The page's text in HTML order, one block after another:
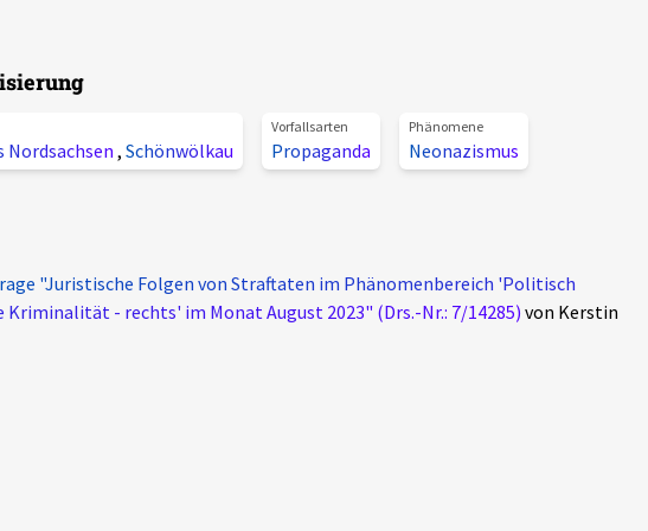
Nordsachsen, Schönwölkau
Vorfallsarten
Propaganda
Phänomene
Neonazismus
"Juristische Folgen von Straftaten im Phänomenbereich 'Politisch
- rechts' im Monat August 2023" (Drs.-Nr.: 7/14285) von Kerstin